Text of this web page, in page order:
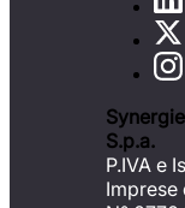
S.p.a.
P.IVA e
Imprese